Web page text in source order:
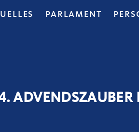
PARLAMENT
ADVENDSZAUBER